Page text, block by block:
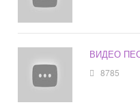
ВИДЕО
8785